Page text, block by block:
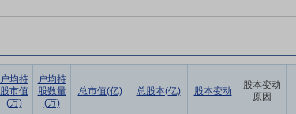
户均持
股市值
(万)
户均持
股数量
(万)
总市值(亿) 总股本(亿) 股本变动
股本变动
原因